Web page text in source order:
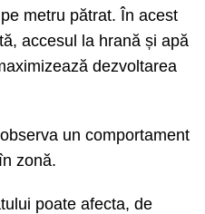
metru pătrat. În acest
accesul la hrană și apă
dezvoltarea
un comportament
zonă.
poate afecta, de